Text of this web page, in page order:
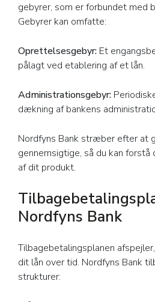
gebyrer, som er forbundet med
Gebyrer kan omfatte:
Oprettelsesgebyr: Et
pålagt ved etablering af et lån.
Administrationsgebyr:
dækning af bankens
Nordfyns Bank stræber efter at
gennemsigtige, så du kan
af dit produkt.
Nordfyns Bank
Tilbagebetalingsplanen
dit lån over tid. Nordfyns Bank
strukturer: